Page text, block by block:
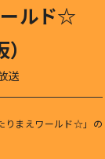
ルド☆
送
りまえワールド☆」の